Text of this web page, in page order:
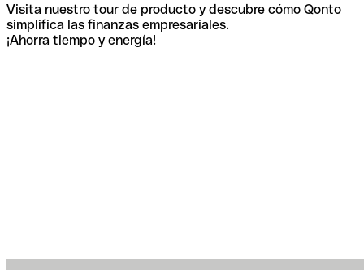
Visita nuestro tour de producto y descubre cómo Qonto
simplifica las finanzas empresariales.
¡Ahorra tiempo y energía!